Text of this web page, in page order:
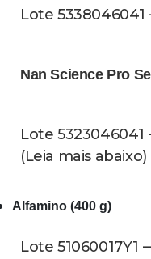
Lote
Nan Science Pro
Lote
(Leia mais abaixo)
Alfamino (400 g)
Lote